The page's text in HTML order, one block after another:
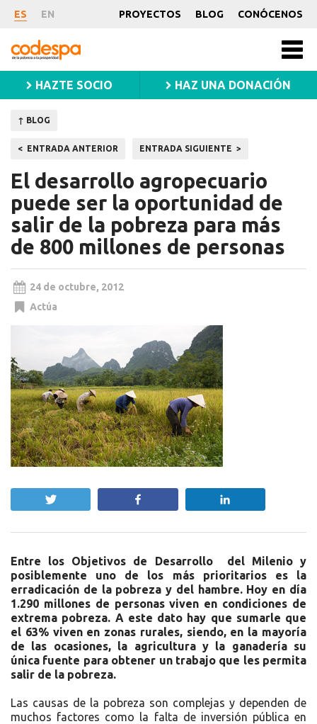
Noticia
ES EN PROYECTOS BLOG CONÓCENOS
CODESPA
HAZTE SOCIO HAZ UNA DONACIÓN
↑ BLOG
Navegación
de
entradas
ENTRADA ANTERIOR ENTRADA SIGUIENTE
El desarrollo agropecuario
puede ser la oportunidad de
salir de la pobreza para más
de 800 millones de personas
24 de octubre, 2012
Actúa
Entre los Objetivos de Desarrollo del Milenio y
posiblemente uno de los más prioritarios es la
erradicación de la pobreza y del hambre. Hoy en día
1.290 millones de personas viven en condiciones de
extrema pobreza. A este dato hay que sumarle que
el 63% viven en zonas rurales, siendo, en la mayoría
de las ocasiones, la agricultura y la ganadería su
única fuente para obtener un trabajo que les permita
salir de la pobreza.
Las causas de la pobreza son complejas y dependen de
muchos factores como la falta de inversión pública en